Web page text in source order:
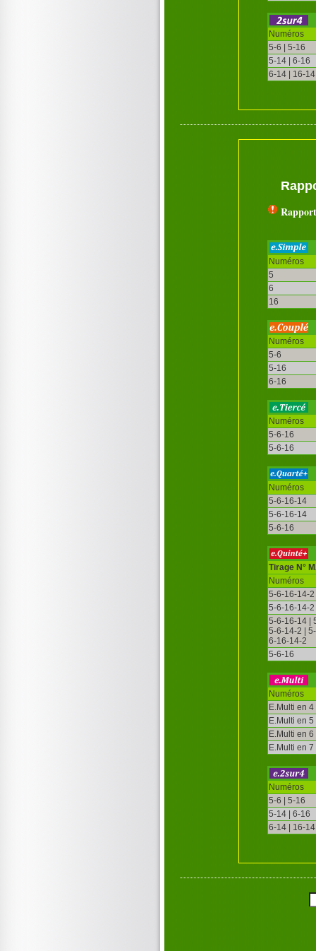
Numéros
5-6 | 5-16
5-14 | 6-16
6-14 | 16-14
Numéros
5
6
16
Numéros
5-6
5-16
6-16
Numéros
5-6-16
5-6-16
Numéros
5-6-16-14
5-6-16-14
5-6-16
Tirage N°
Numéros
5-6-16-14-2
5-6-16-14-2
5-6-16-14 |
5-6-14-2 |
6-16-14-2
5-6-16
Numéros
E.Multi en 4
E.Multi en 5
E.Multi en 6
E.Multi en 7
Numéros
5-6 | 5-16
5-14 | 6-16
6-14 | 16-14